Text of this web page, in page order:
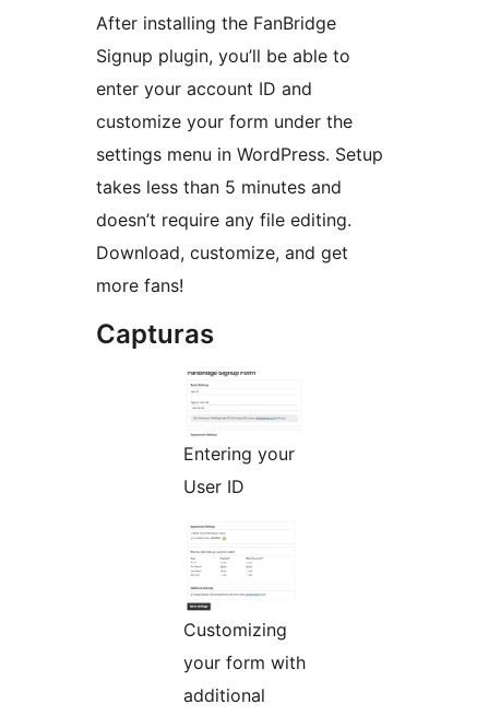
After installing the FanBridge
Signup plugin, you’ll be able to
enter your account ID and
customize your form under the
settings menu in WordPress. Setup
takes less than 5 minutes and
doesn’t require any file editing.
Download, customize, and get
more fans!
Capturas
Entering your
User ID
Customizing
your form with
additional